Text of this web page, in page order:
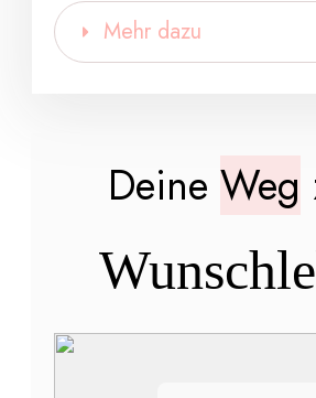
Mehr dazu
Deine Weg